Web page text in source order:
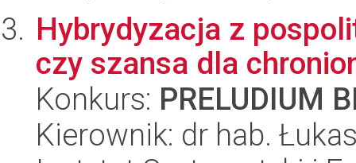
Hybrydyzacja z
czy szansa dla
Konkurs: PRELUDIUM
Kierownik: dr hab.